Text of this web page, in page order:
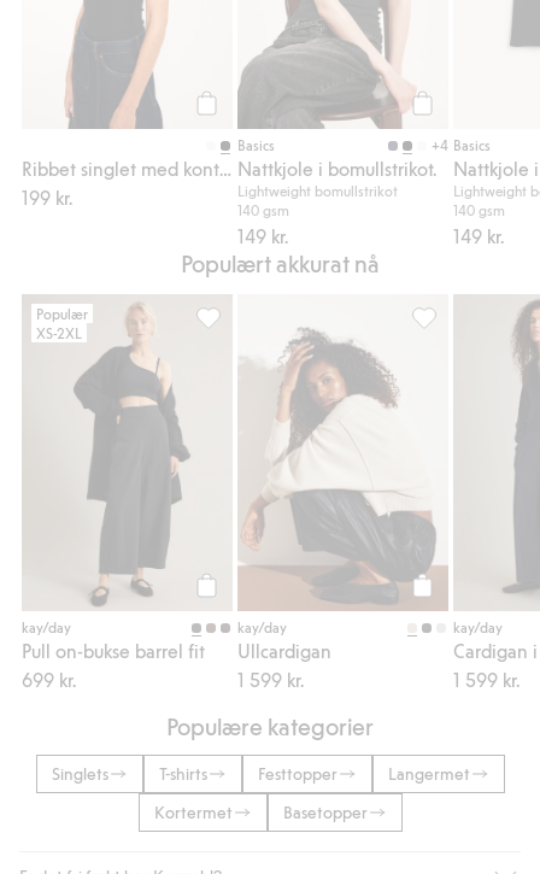
Legg til
199 kr.
Basics +4
Nattkjole i bomullstrikot.
Lightweight bomullstrikot
140 gsm
149 kr.
Basics
Nattkjole
Lightweight
140 gsm
149 kr.
Populært akkurat nå
Populær
XS-2XL
Legg til
kay/day
Pull on-bukse barrel fit
699 kr.
Pull on-bukse barrel fit, Legg til i favoriter
Legg til
kay/day
Ullcardigan
1 599 kr.
Ullcardigan,
kay/day
1 599 kr.
Populære kategorier
Singlets T-shirts Festtopper
Langermet
Kortermet
Basetopper